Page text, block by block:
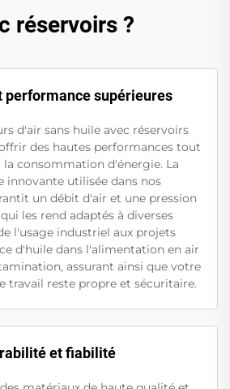
réservoirs ?
performance supérieures
d'air sans huile avec réservoirs
des hautes performances tout
consommation d'énergie. La
innovante utilisée dans nos
un débit d'air et une pression
les rend adaptés à diverses
l'usage industriel aux projets
d'huile dans l'alimentation en air
assurant ainsi que votre
travail reste propre et sécuritaire.
et fiabilité